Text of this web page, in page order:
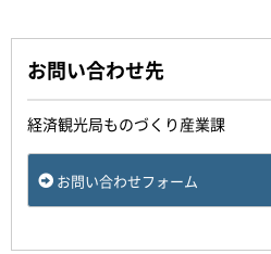
お問い合わせ先
経済観光局ものづくり産業課
お問い合わせフォーム